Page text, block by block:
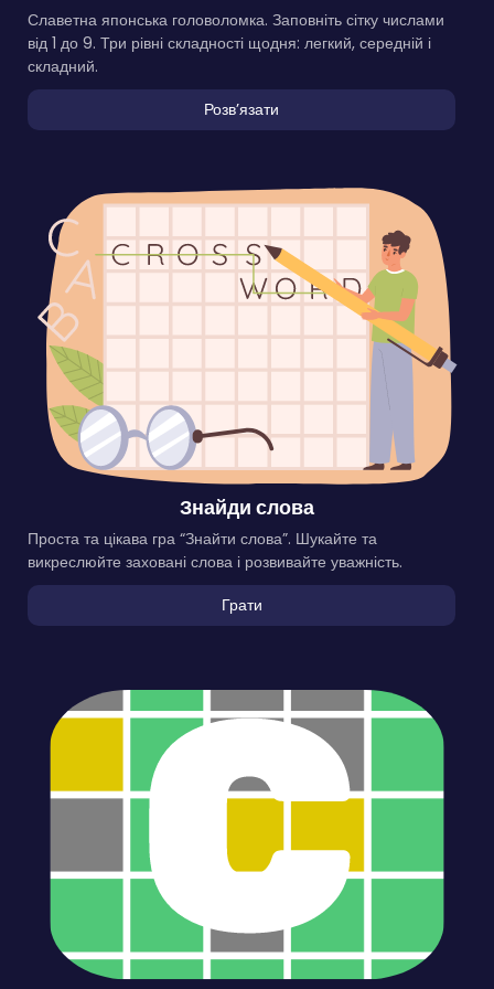
Славетна японська головоломка. Заповніть сітку числами
від 1 до 9. Три рівні складності щодня: легкий, середній і
складний.
Розвʼязати
Знайди слова
Проста та цікава гра “Знайти слова”. Шукайте та
викреслюйте заховані слова і розвивайте уважність.
Грати